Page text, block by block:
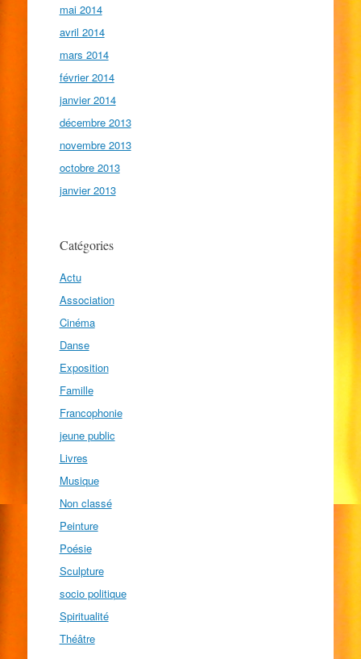
mai 2014
avril 2014
mars 2014
février 2014
janvier 2014
décembre 2013
novembre 2013
octobre 2013
janvier 2013
Catégories
Actu
Association
Cinéma
Danse
Exposition
Famille
Francophonie
jeune public
Livres
Musique
Non classé
Peinture
Poésie
Sculpture
socio politique
Spiritualité
Théâtre